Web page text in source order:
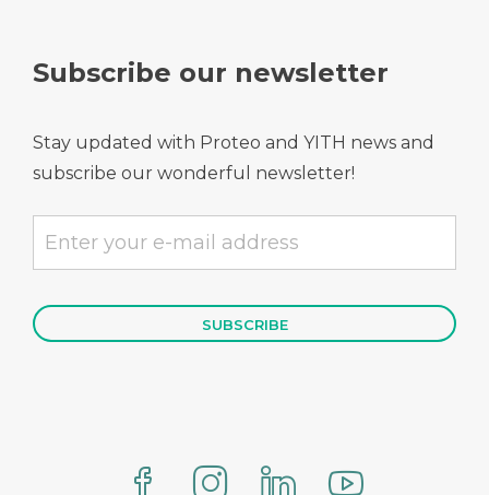
Subscribe our newsletter
Stay updated with Proteo and YITH news and
subscribe our wonderful newsletter!